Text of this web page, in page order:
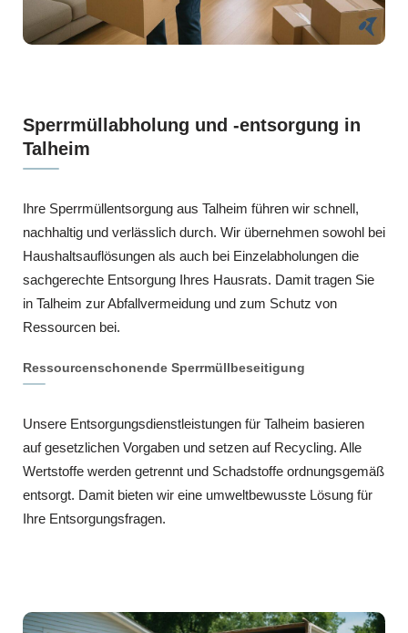
Sperrmüllabholung und -entsorgung in
Talheim
Ihre Sperrmüllentsorgung aus Talheim führen wir schnell,
nachhaltig und verlässlich durch. Wir übernehmen sowohl bei
Haushaltsauflösungen als auch bei Einzelabholungen die
sachgerechte Entsorgung Ihres Hausrats. Damit tragen Sie
in Talheim zur Abfallvermeidung und zum Schutz von
Ressourcen bei.
Ressourcenschonende Sperrmüllbeseitigung
Unsere Entsorgungsdienstleistungen für Talheim basieren
auf gesetzlichen Vorgaben und setzen auf Recycling. Alle
Wertstoffe werden getrennt und Schadstoffe ordnungsgemäß
entsorgt. Damit bieten wir eine umweltbewusste Lösung für
Ihre Entsorgungsfragen.